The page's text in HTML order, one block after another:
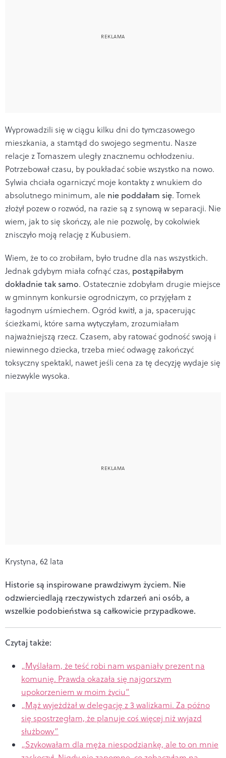
Wyprowadzili się w ciągu kilku dni do tymczasowego
mieszkania, a stamtąd do swojego segmentu. Nasze
relacje z Tomaszem uległy znacznemu ochłodzeniu.
Potrzebował czasu, by poukładać sobie wszystko na nowo.
Sylwia chciała ogarniczyć moje kontakty z wnukiem do
absolutnego minimum, ale nie poddałam się. Tomek
złożył pozew o rozwód, na razie są z synową w separacji. Nie
wiem, jak to się skończy, ale nie pozwolę, by cokolwiek
znisczyło moją relację z Kubusiem.
Wiem, że to co zrobiłam, było trudne dla nas wszystkich.
Jednak gdybym miała cofnąć czas, postąpiłabym
dokładnie tak samo. Ostatecznie zdobyłam drugie miejsce
w gminnym konkursie ogrodniczym, co przyjęłam z
łagodnym uśmiechem. Ogród kwitł, a ja, spacerując
ścieżkami, które sama wytyczyłam, zrozumiałam
najważniejszą rzecz. Czasem, aby ratować godność swoją i
niewinnego dziecka, trzeba mieć odwagę zakończyć
toksyczny spektakl, nawet jeśli cena za tę decyzję wydaje się
niezwykle wysoka.
Krystyna, 62 lata
Historie są inspirowane prawdziwym życiem. Nie
odzwierciedlają rzeczywistych zdarzeń ani osób, a
wszelkie podobieństwa są całkowicie przypadkowe.
Czytaj także:
„Myślałam, że teść robi nam wspaniały prezent na
komunię. Prawda okazała się najgorszym
upokorzeniem w moim życiu”
„Mąż wyjeżdżał w delegację z 3 walizkami. Za późno
się spostrzegłam, że planuje coś więcej niż wyjazd
służbowy”
„Szykowałam dla męża niespodziankę, ale to on mnie